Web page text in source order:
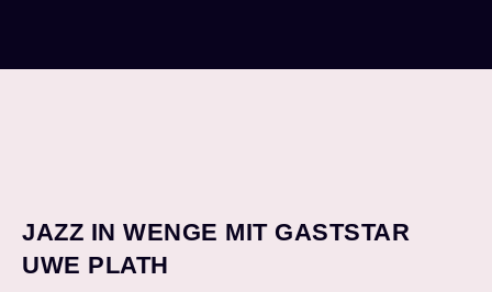
JAZZ IN WENGE MIT GASTSTAR
UWE PLATH